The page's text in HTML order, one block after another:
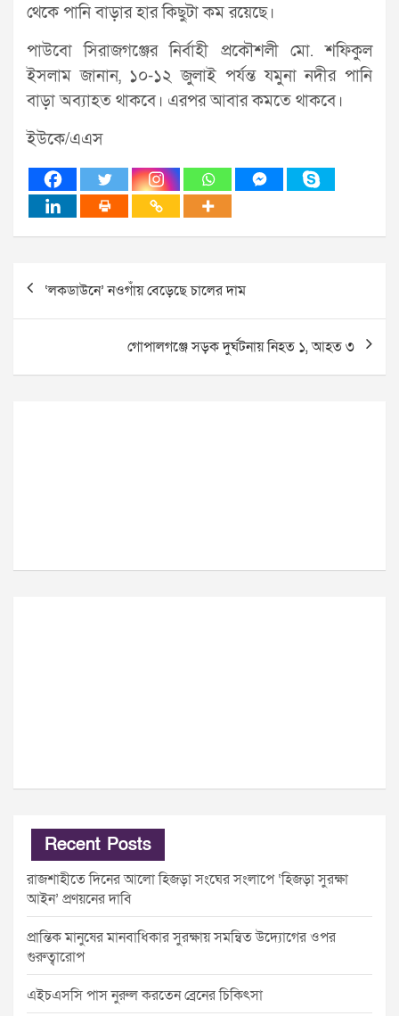
থেকে পানি বাড়ার হার কিছুটা কম রয়েছে।
পাউবো সিরাজগঞ্জের নির্বাহী প্রকৌশলী মো. শফিকুল
ইসলাম জানান, ১০-১২ জুলাই পর্যন্ত যমুনা নদীর পানি
বাড়া অব্যাহত থাকবে। এরপর আবার কমতে থাকবে।
ইউকে/এএস
Post
navigation
‘লকডাউনে’ নওগাঁয় বেড়েছে চালের দাম
গোপালগঞ্জে সড়ক দুর্ঘটনায় নিহত ১, আহত ৩
Recent Posts
রাজশাহীতে দিনের আলো হিজড়া সংঘের সংলাপে ‘হিজড়া সুরক্ষা
আইন’ প্রণয়নের দাবি
প্রান্তিক মানুষের মানবাধিকার সুরক্ষায় সমন্বিত উদ্যোগের ওপর
গুরুত্বারোপ
এইচএসসি পাস নুরুল করতেন ব্রেনের চিকিৎসা